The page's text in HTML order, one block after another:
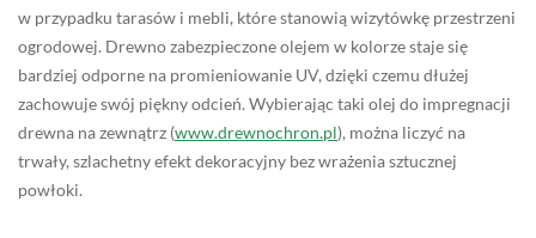
w przypadku tarasów i mebli, które stanowią wizytówkę przestrzeni
ogrodowej. Drewno zabezpieczone olejem w kolorze staje się
bardziej odporne na promieniowanie UV, dzięki czemu dłużej
zachowuje swój piękny odcień. Wybierając taki olej do impregnacji
drewna na zewnątrz (www.drewnochron.pl), można liczyć na
trwały, szlachetny efekt dekoracyjny bez wrażenia sztucznej
powłoki.